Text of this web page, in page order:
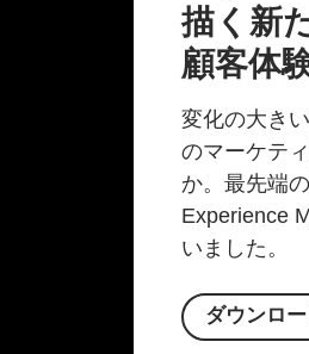
描く 新
顧客体
変化の大き
のマーケテ
か。最先端
Experience
いました。
ダウンロ